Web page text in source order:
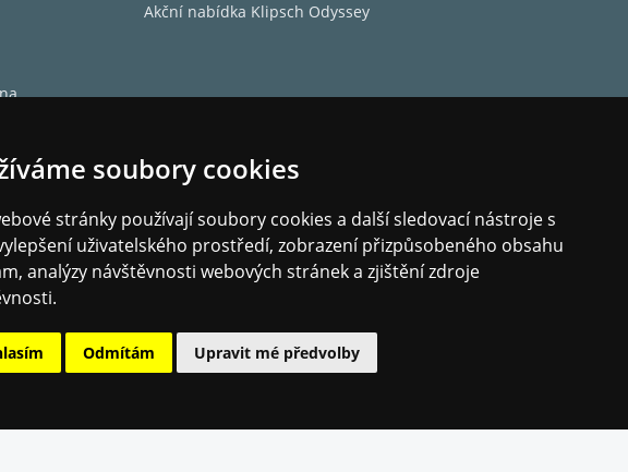
soubory cookies
stránky používají soubory cookies a další sledovací nástroje s
uživatelského prostředí, zobrazení přizpůsobeného obsahu
analýzy návštěvnosti webových stránek a zjištění zdroje
Odmítám Upravit mé předvolby
Akční nabídka Klipsch Odyssey